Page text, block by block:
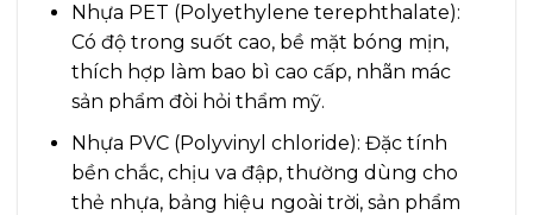
Nhựa PET (Polyethylene terephthalate):
Có độ trong suốt cao, bề mặt bóng mịn,
thích hợp làm bao bì cao cấp, nhãn mác
sản phẩm đòi hỏi thẩm mỹ.
Nhựa PVC (Polyvinyl chloride): Đặc tính
bền chắc, chịu va đập, thường dùng cho
thẻ nhựa, bảng hiệu ngoài trời, sản phẩm